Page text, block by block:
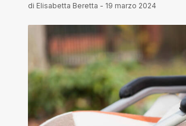
di Elisabetta Beretta - 19 marzo 2024